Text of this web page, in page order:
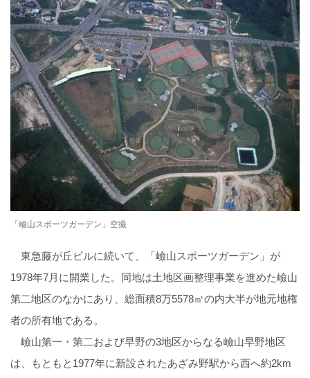
「嶮山スポーツガーデン」空撮
東急藤が丘ビルに続いて、「嶮山スポーツガーデン」が
1978年7月に開業した。同地は土地区画整理事業を進めた嶮山
第二地区のなかにあり、総面積8万5578㎡の内大半が地元地権
者の所有地である。
嶮山第一・第二および早野の3地区からなる嶮山早野地区
は、もともと1977年に新設されたあざみ野駅から西へ約2km